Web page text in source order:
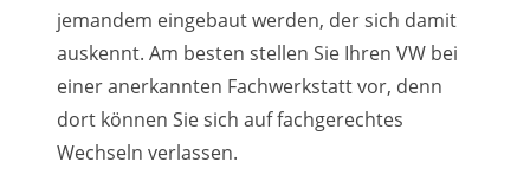
jemandem eingebaut werden, der sich damit
auskennt. Am besten stellen Sie Ihren VW bei
einer anerkannten Fachwerkstatt vor, denn
dort können Sie sich auf fachgerechtes
Wechseln verlassen.